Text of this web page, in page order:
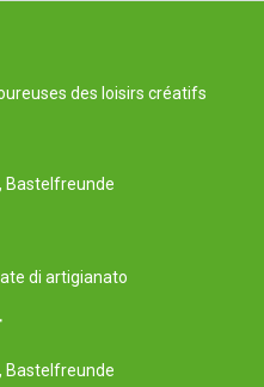
des loisirs créatifs
Bastelfreunde
di artigianato
Bastelfreunde